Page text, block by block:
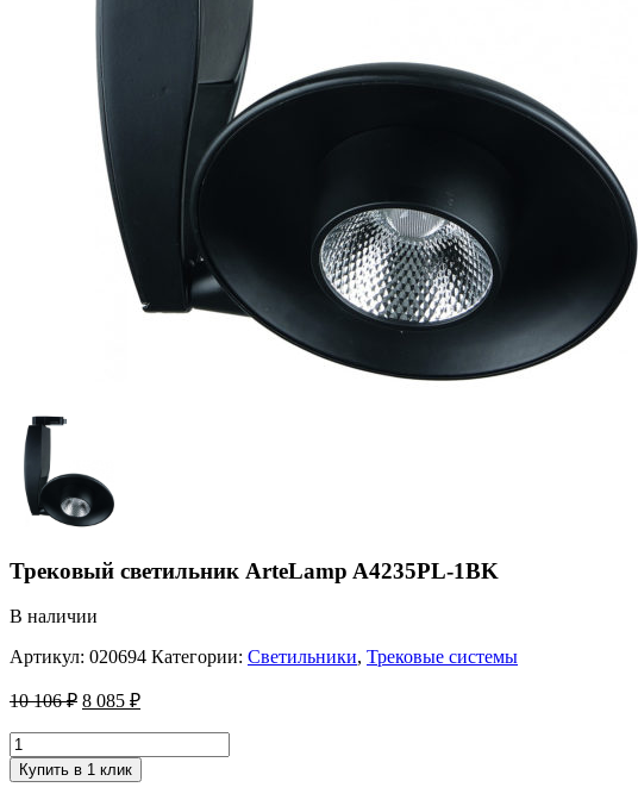
Трековый светильник ArteLamp A4235PL-1BK
В наличии
Артикул: 020694 Категории: Светильники, Трековые системы
10 106₽ 8 085 ₽
Купить в 1 клик